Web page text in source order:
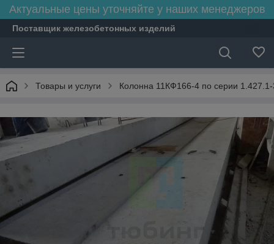
Актуальные цены уточняйте у наших менеджеров
Поставщик железобетонных изделий
Товары и услуги Колонна 11КФ166-4 по серии